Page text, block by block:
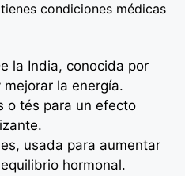
condiciones médicas
la India, conocida por
la energía.
o tés para un efecto
usada para aumentar
hormonal.